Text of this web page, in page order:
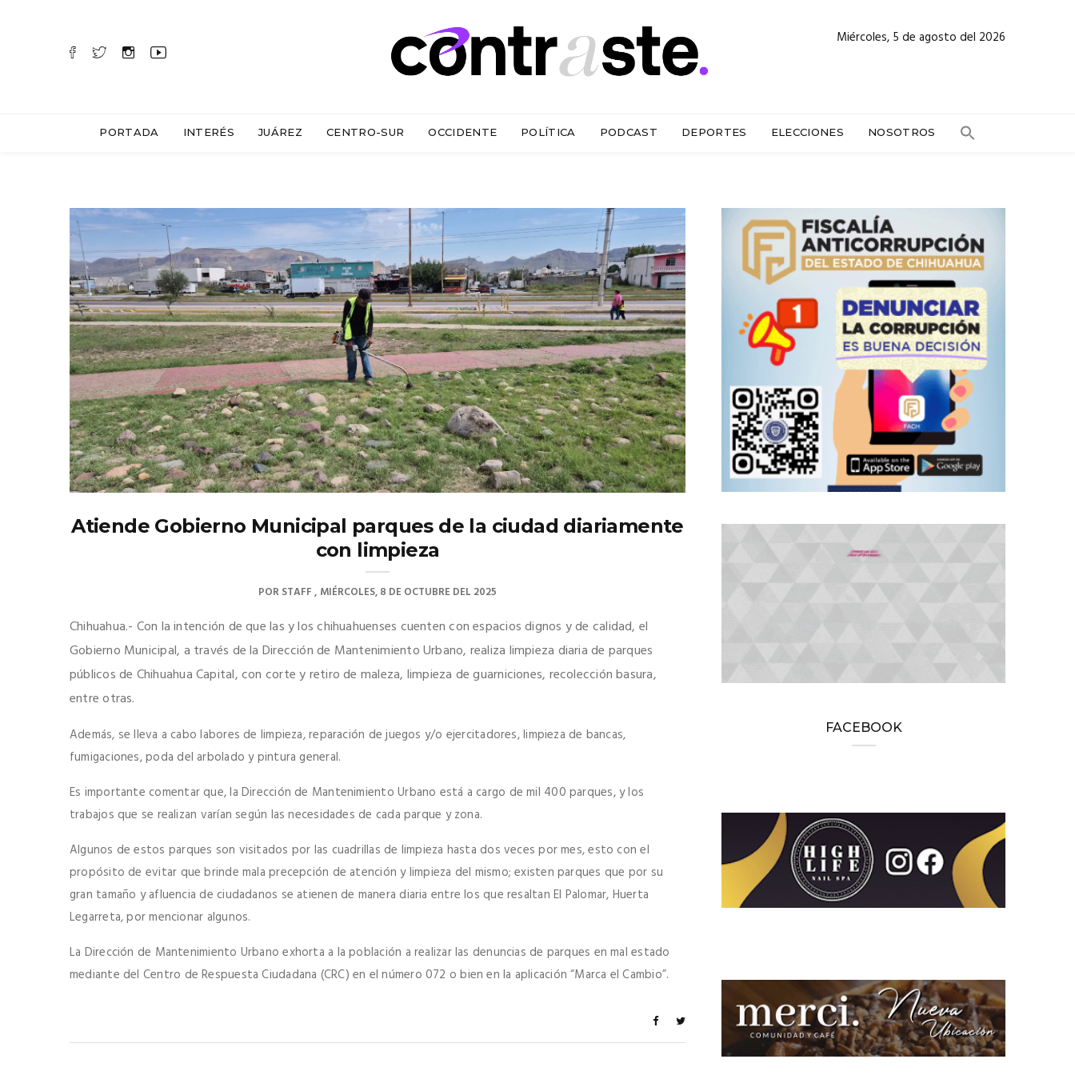
Miércoles, 5 de agosto del 2026
PORTADA INTERÉS JUÁREZ CENTRO-SUR OCCIDENTE POLÍTICA PODCAST DEPORTES ELECCIONES NOSOTROS
Atiende Gobierno Municipal parques de la ciudad diariamente
con limpieza
PORSTAFF MIÉRCOLES, 8 DE OCTUBRE DEL 2025
Chihuahua.- Con la intención de que las y los chihuahuenses cuenten con espacios dignos y de calidad, el
Gobierno Municipal, a través de la Dirección de Mantenimiento Urbano, realiza limpieza diaria de parques
públicos de Chihuahua Capital, con corte y retiro de maleza, limpieza de guarniciones, recolección basura,
entre otras.
Además, se lleva a cabo labores de limpieza, reparación de juegos y/o ejercitadores, limpieza de bancas,
fumigaciones, poda del arbolado y pintura general.
Es importante comentar que, la Dirección de Mantenimiento Urbano está a cargo de mil 400 parques, y los
trabajos que se realizan varían según las necesidades de cada parque y zona.
Algunos de estos parques son visitados por las cuadrillas de limpieza hasta dos veces por mes, esto con el
propósito de evitar que brinde mala precepción de atención y limpieza del mismo; existen parques que por su
gran tamaño y afluencia de ciudadanos se atienen de manera diaria entre los que resaltan El Palomar, Huerta
Legarreta, por mencionar algunos.
La Dirección de Mantenimiento Urbano exhorta a la población a realizar las denuncias de parques en mal estado
mediante del Centro de Respuesta Ciudadana (CRC) en el número 072 o bien en la aplicación “Marca el Cambio”.
FACEBOOK